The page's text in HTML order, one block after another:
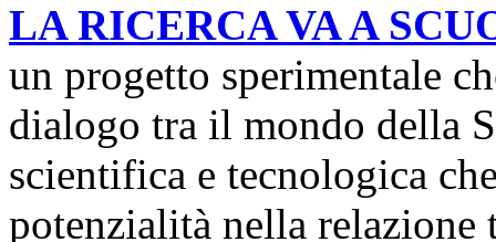
LA RICERCA VA A
un progetto sperimentale
dialogo tra il mondo della
scientifica e tecnologica
potenzialità nella